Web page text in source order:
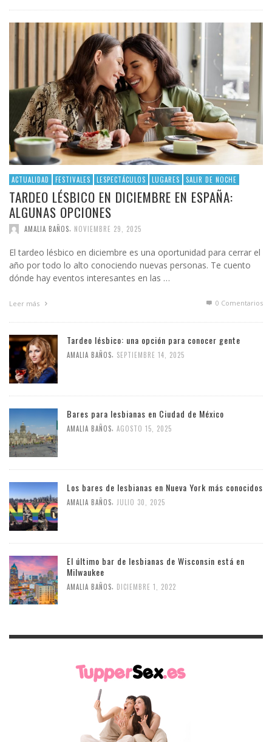
ACTUALIDAD FESTIVALES LESPECTÁCULOS LUGARES SALIR DE NOCHE
TARDEO LÉSBICO EN DICIEMBRE EN ESPAÑA:
ALGUNAS OPCIONES
AMALIA BAÑOS NOVIEMBRE 29, 2025
El tardeo lésbico en diciembre es una oportunidad para cerrar el
año por todo lo alto conociendo nuevas personas. Te cuento
dónde hay eventos interesantes en las …
Leer más 0 Comentarios
Tardeo lésbico: una opción para conocer gente
AMALIA BAÑOS SEPTIEMBRE 14, 2025
Bares para lesbianas en Ciudad de México
AMALIA BAÑOS AGOSTO 15, 2025
Los bares de lesbianas en Nueva York más conocidos
AMALIA BAÑOS JULIO 30, 2025
El último bar de lesbianas de Wisconsin está en
Milwaukee
AMALIA BAÑOS DICIEMBRE 1, 2022